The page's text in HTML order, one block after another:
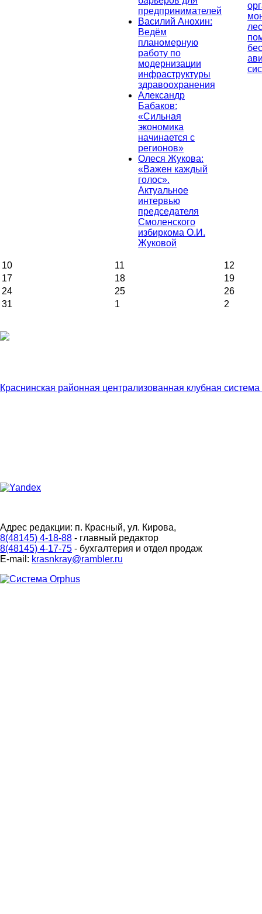
предпринимателей
Василий Анохин:
Ведём
планомерную
работу по
модернизации
инфраструктуры
здравоохранения
Александр
Бабаков:
«Сильная
экономика
начинается с
регионов»
Олеся Жукова:
«Важен каждый
голос».
Актуальное
интервью
председателя
Смоленского
избиркома О.И.
Жуковой
10 11
12
17
18
19
24
25
26
31
1 2
Краснинская районная централизованная клубная
Адрес редакции: п. Красный, ул. Кирова,
8(48145) 4-18-88 - главный редактор
8(48145) 4-17-75 - бухгалтерия и отдел продаж
E-mail: krasnkray@rambler.ru